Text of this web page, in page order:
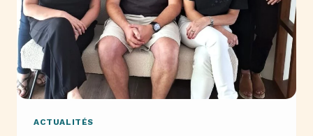
SUR
LES
ROUTES
ACTUALITÉS